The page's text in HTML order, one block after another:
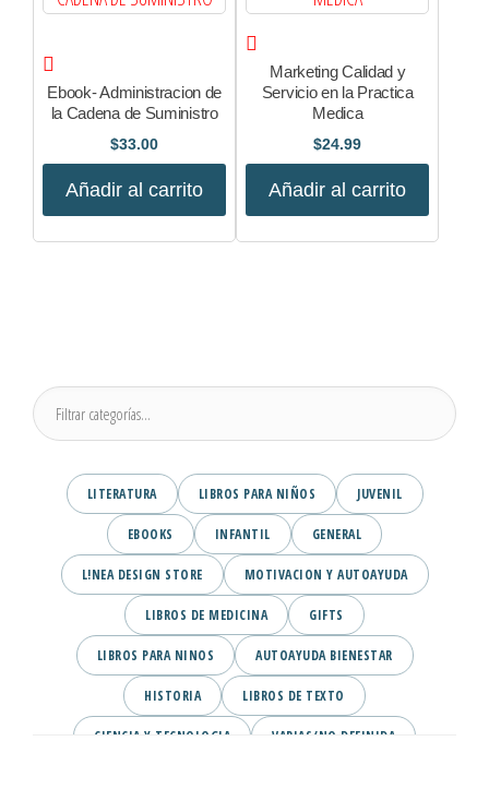
Ebook- Administracion de
la Cadena de Suministro
$33.00
Añadir al carrito
Marketing Calidad y
Servicio en la Practica
Medica
$24.99
Añadir al carrito
LITERATURA LIBROS PARA NIÑOS JUVENIL
EBOOKS INFANTIL GENERAL
L!NEA DESIGN STORE MOTIVACION Y AUTOAYUDA
LIBROS DE MEDICINA GIFTS
LIBROS PARA NINOS AUTOAYUDA BIENESTAR
HISTORIA LIBROS DE TEXTO
CIENCIA Y TECNOLOGIA VARIAS/NO DEFINIDA